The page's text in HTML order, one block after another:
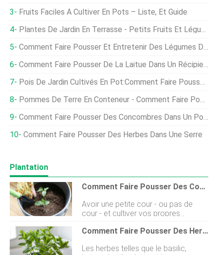
Fruits Faciles À Cultiver En Pots – Liste, Et Guide
Plantes De Jardin En Terrasse - Petits Fruits Et Légumes Pour Les Conteneurs
Comment Faire Pousser Et Entretenir Des Légumes De Style Asiatique
Comment Faire Pousser De La Laitue Dans Un Récipient
Pois De Jardin Cultivés En Pot:Comment Faire Pousser Des Pois Dans Un Récipient
Pommes De Terre En Conteneur - Comment Faire Pousser Des Pommes De Terre Dans Un Conteneur
Comment Faire Pousser Des Concombres Dans Un Potager
Comment Faire Pousser Des Herbes Dans Une Serre
Plantation
Comment Faire Pousser Des Concombres Dans Un Récipient
Avoir une petite cour - ou pas de
cour - et cultiver vos propres
concombres (Cucumis sativus) ne
doivent pas être des concepts
laissez un conteneur venir à la
Comment Faire Pousser Des Herbes
Les herbes telles que le basilic,